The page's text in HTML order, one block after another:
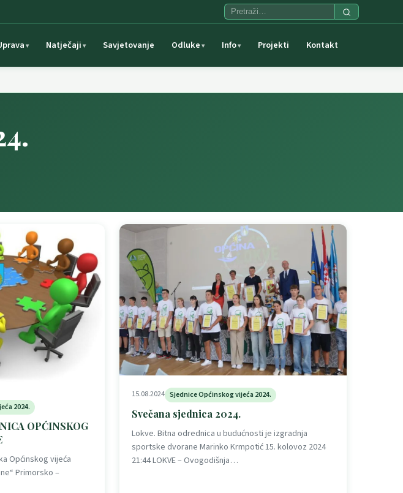
Natječaji Savjetovanje Odluke Info Projekti Kontakt
2024.
OPĆINSKOG
Općinskog vijeća
Primorsko –
15.08.2024 Sjednice Općinskog vijeća 2024.
Svečana sjednica 2024.
Lokve. Bitna odrednica u budućnosti je izgradnja
sportske dvorane Marinko Krmpotić 15. kolovoz 2024
21:44 LOKVE – Ovogodišnja…